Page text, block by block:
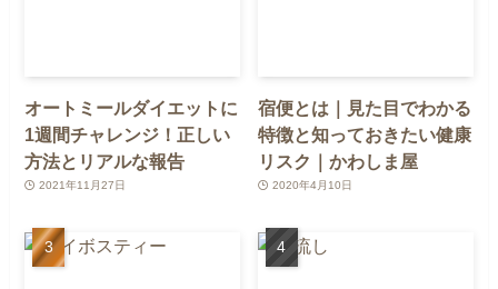
オートミールダイエットに
1週間チャレンジ！正しい
方法とリアルな報告
2021年11月27日
宿便とは｜見た目でわかる
特徴と知っておきたい健康
リスク｜かわしま屋
2020年4月10日